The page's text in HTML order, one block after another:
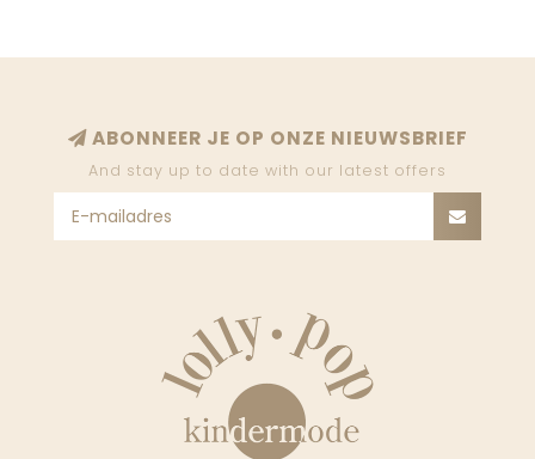
ABONNEER JE OP ONZE NIEUWSBRIEF
And stay up to date with our latest offers